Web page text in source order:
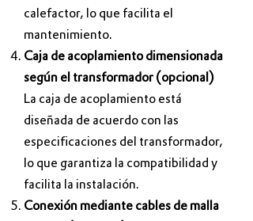
calefactor, lo que facilita el
mantenimiento.
Caja de acoplamiento dimensionada
según el transformador (opcional)
La caja de acoplamiento está
diseñada de acuerdo con las
especificaciones del transformador,
lo que garantiza la compatibilidad y
facilita la instalación.
Conexión mediante cables de malla